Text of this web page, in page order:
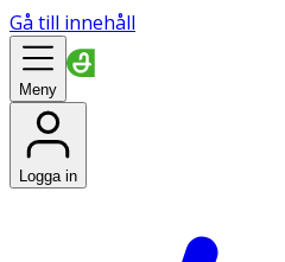
Gå till innehåll
Meny
Logga in